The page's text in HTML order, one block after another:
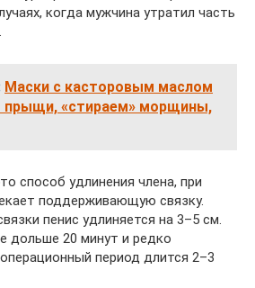
когда мужчина утратил часть
Маски с касторовым маслом
прыщи, «стираем» морщины,
способ удлинения члена, при
поддерживающую связку.
пенис удлиняется на 3–5 см.
дольше 20 минут и редко
период длится 2–3